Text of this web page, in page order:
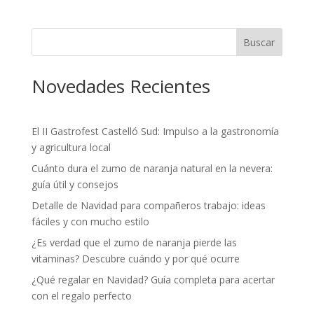
Buscar
Novedades Recientes
El II Gastrofest Castelló Sud: Impulso a la gastronomía
y agricultura local
Cuánto dura el zumo de naranja natural en la nevera:
guía útil y consejos
Detalle de Navidad para compañeros trabajo: ideas
fáciles y con mucho estilo
¿Es verdad que el zumo de naranja pierde las
vitaminas? Descubre cuándo y por qué ocurre
¿Qué regalar en Navidad? Guía completa para acertar
con el regalo perfecto